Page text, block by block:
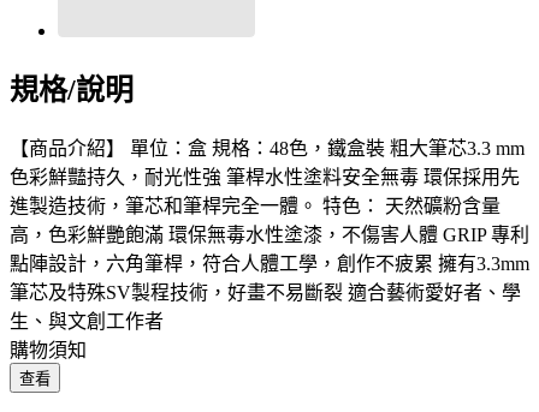
規格/說明
【商品介紹】 單位：盒 規格：48色，鐵盒裝 粗大筆芯3.3 mm
色彩鮮豔持久，耐光性強 筆桿水性塗料安全無毒 環保採用先
進製造技術，筆芯和筆桿完全一體。 特色： 天然礦粉含量
高，色彩鮮艷飽滿 環保無毒水性塗漆，不傷害人體 GRIP 專利
點陣設計，六角筆桿，符合人體工學，創作不疲累 擁有3.3mm
筆芯及特殊SV製程技術，好畫不易斷裂 適合藝術愛好者、學
生、與文創工作者
購物須知
查看